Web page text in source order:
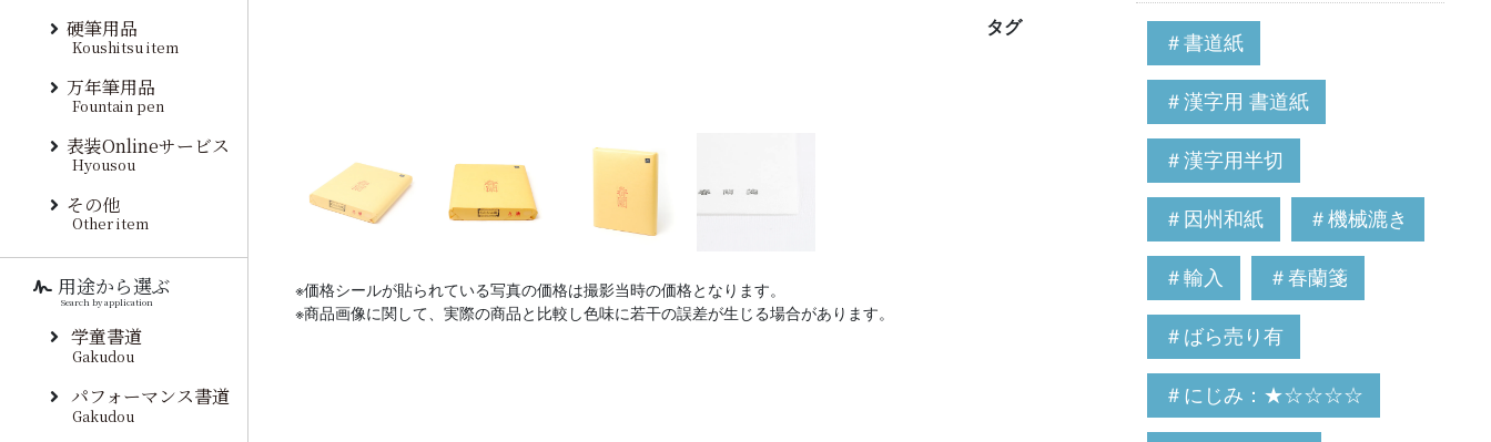
※価格シールが貼られている写真の価格は撮影当時の価格となります。
※商品画像に関して、実際の商品と比較し色味に若干の誤差が生じる場合があります。
タグ
＃書道紙
＃漢字用 書道紙
＃漢字用半切
＃因州和紙 ＃機械漉き
＃輸入 ＃春蘭箋
＃ばら売り有
＃にじみ：★☆☆☆☆
硬筆用品
Koushitsu item
万年筆用品
Fountain pen
表装Onlineサービス
Hyousou
その他
Other item
用途から選ぶ
Search by application
学童書道
Gakudou
パフォーマンス書道
Gakudou